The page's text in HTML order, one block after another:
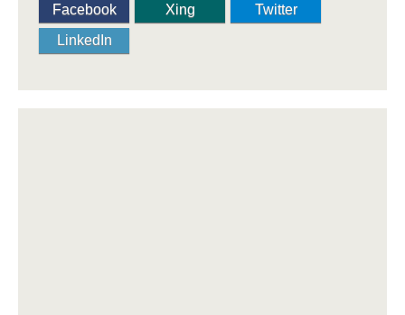
Facebook Xing
Twitter
LinkedIn